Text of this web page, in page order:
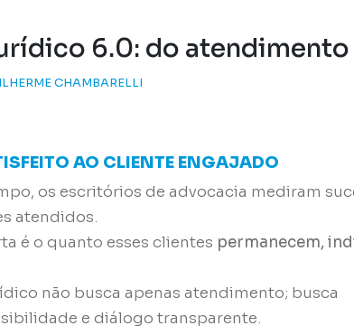
6.0: do atendimento
CHAMBARELLI
AO CLIENTE ENGAJADO
os escritórios de advocacia mediram
atendidos.
é o quanto esses clientes permanecem,
não busca apenas atendimento; busca
e diálogo transparente.